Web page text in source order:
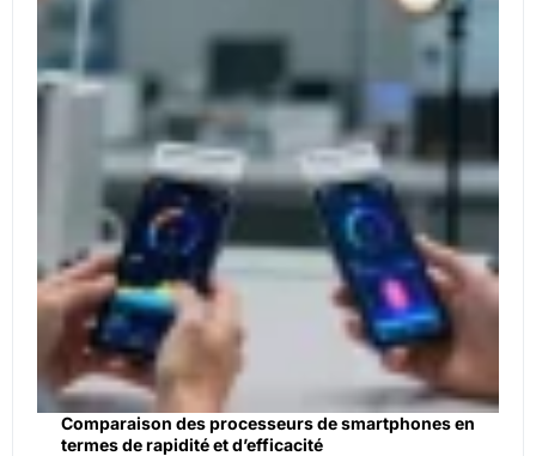
Comparaison des processeurs de smartphones en
termes de rapidité et d’efficacité